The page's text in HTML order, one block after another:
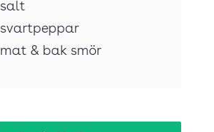
salt
svartpeppar
mat & bak smör